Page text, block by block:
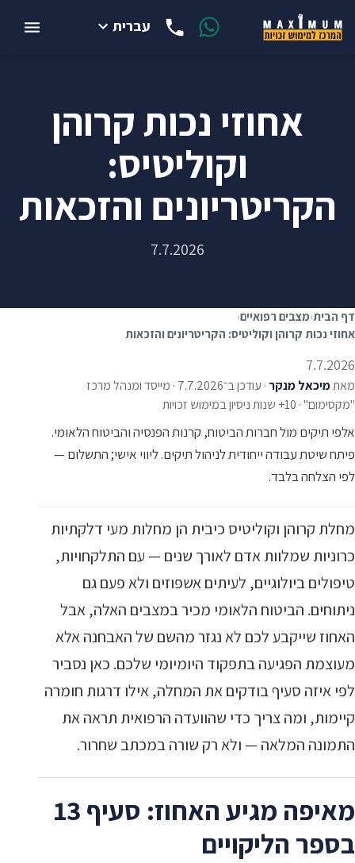
עברית
אחוזי נכות קרוהן
וקוליטיס:
הקריטריונים והזכאות
7.7.2026
דף הבית›מצבים רפואיים›
אחוזי נכות קרוהן וקוליטיס: הקריטריונים והזכאות
7.7.2026
מאתמיכאל מנקר · עודכן ב־7.7.2026 · מייסד ומנהל מרכז
"מקסימום" · 10+ שנות ניסיון במימוש זכויות
אלפי תיקים מול חברות הביטוח, קרנות הפנסיה והביטוח הלאומי.
פיתח שיטת עבודה ייחודית לניהול תיקים. ליווי אישי; התשלום —
לפי הצלחה בלבד.
מחלת קרוהן וקוליטיס כיבית הן מחלות מעי דלקתיות
כרוניות שמלוות אדם לאורך שנים — עם התלקחויות,
טיפולים ביולוגיים, לעיתים אשפוזים ולא פעם גם
ניתוחים. הביטוח הלאומי מכיר במצבים האלה, אבל
האחוז שייקבע לכם לא נגזר מהשם של האבחנה אלא
מעוצמת הפגיעה בתפקוד היומיומי שלכם. כאן נסביר
לפי איזה סעיף בודקים את המחלה, אילו דרגות חומרה
קיימות, ומה צריך כדי שהוועדה הרפואית תראה את
התמונה המלאה — ולא רק שורה במכתב שחרור.
מאיפה מגיע האחוז: סעיף 13
בספר הליקויים